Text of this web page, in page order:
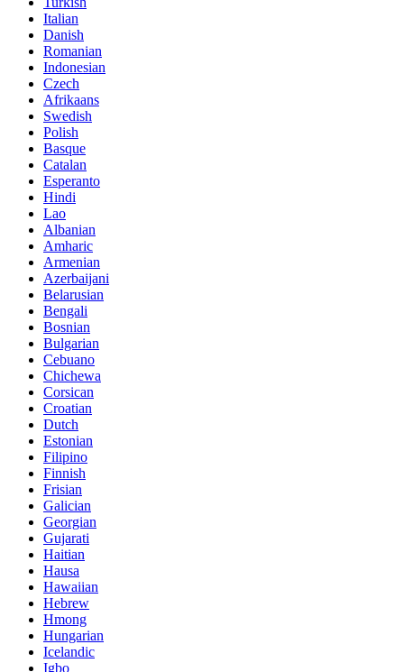
Italian
Danish
Romanian
Indonesian
Czech
Afrikaans
Swedish
Polish
Basque
Catalan
Esperanto
Hindi
Lao
Albanian
Amharic
Armenian
Azerbaijani
Belarusian
Bengali
Bosnian
Bulgarian
Cebuano
Chichewa
Corsican
Croatian
Dutch
Estonian
Filipino
Finnish
Frisian
Galician
Georgian
Gujarati
Haitian
Hausa
Hawaiian
Hebrew
Hmong
Hungarian
Icelandic
Igbo